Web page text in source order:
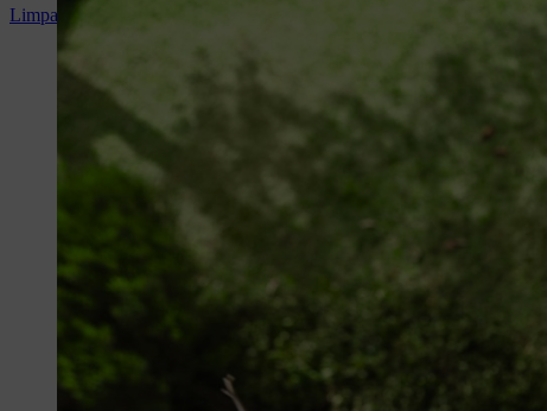
Limpar o algeroz